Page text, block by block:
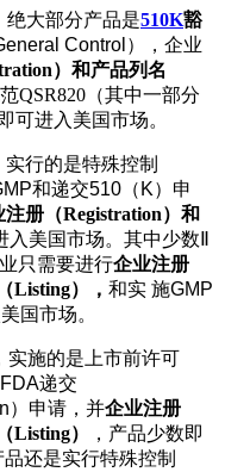
绝大部分产品是510K豁
Control ），企业
）和产品列名
QSR820（其中一部分
可进入美国市场。
实行的是特殊控制
和递交510 （ K）申
注册（Registration）和
入美国市场。其中少数
只需要进行企业注册
Listing）， 和实 施GMP
国市场。
实施的是上市前许可
FDA递交
）申请，并企业注册
Listing） ，产品少数即
品还是实行特殊控制